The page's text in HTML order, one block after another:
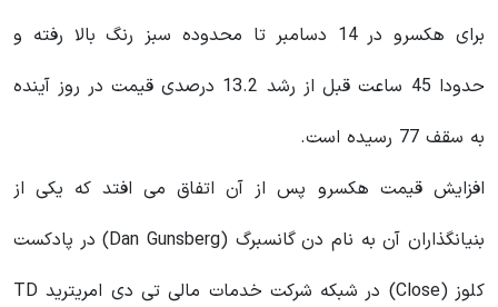
برای هکسرو در 14 دسامبر تا محدوده سبز رنگ بالا رفته و
حدودا 45 ساعت قبل از رشد 13.2 درصدی قیمت در روز آینده
به سقف 77 رسیده است.
افزایش قیمت هکسرو پس از آن اتفاق می‌ افتد که یکی از
بنیانگذاران آن به نام دن گانسبرگ (Dan Gunsberg) در پادکست
کلوز (Close) در شبکه
شرکت خدمات مالی تی‌ دی امریترید TD